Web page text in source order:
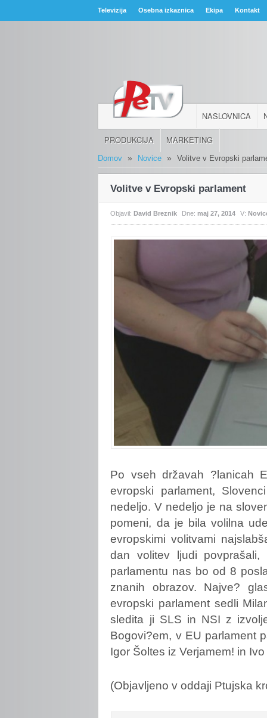
Televizija Osebna izkaznica Ekipa Kontakt
NASLOVNICA
PRODUKCIJA MARKETING
Domov » Novice » Volitve v Evropski
Volitve v Evropski parlament
Objavil:David Breznik Dne:maj 27, 2014 V:
Po vseh državah ?lanicah
evropski parlament,
nedeljo. V nedeljo je na
pomeni, da je bila volilna
evropskimi volitvami
dan volitev ljudi
parlamentu nas bo od 8
znanih obrazov. Najve?
evropski parlament sedli
sledita ji SLS in NSI z
Bogovi?em, v EU parlament
Igor Šoltes iz Verjamem! in
(Objavljeno v oddaji Ptujska